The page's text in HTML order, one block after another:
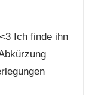
Ich finde ihn